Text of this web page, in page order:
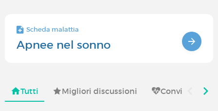
Scheda malattia
Apnee nel sonno
Tutti Migliori discussioni Convivere con